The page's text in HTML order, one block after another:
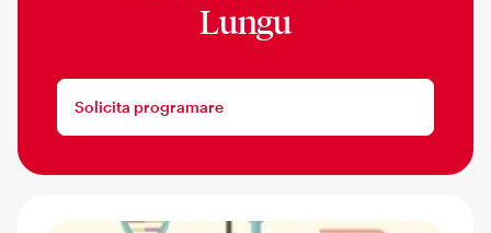
Lungu
Solicita programare